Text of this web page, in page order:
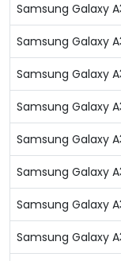
Samsung Galaxy
Samsung Galaxy
Samsung Galaxy
Samsung Galaxy
Samsung Galaxy
Samsung Galaxy
Samsung Galaxy
Samsung Galaxy